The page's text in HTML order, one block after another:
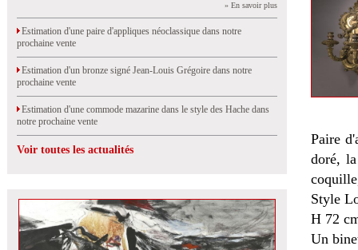
» En savoir plus
Estimation d'une paire d'appliques néoclassique dans notre
prochaine vente
Estimation d'un bronze signé Jean-Louis Grégoire dans notre
prochaine vente
Estimation d'une commode mazarine dans le style des Hache dans
notre prochaine vente
Voir toutes les actualités
Paire
doré,
Style
H 72
Un